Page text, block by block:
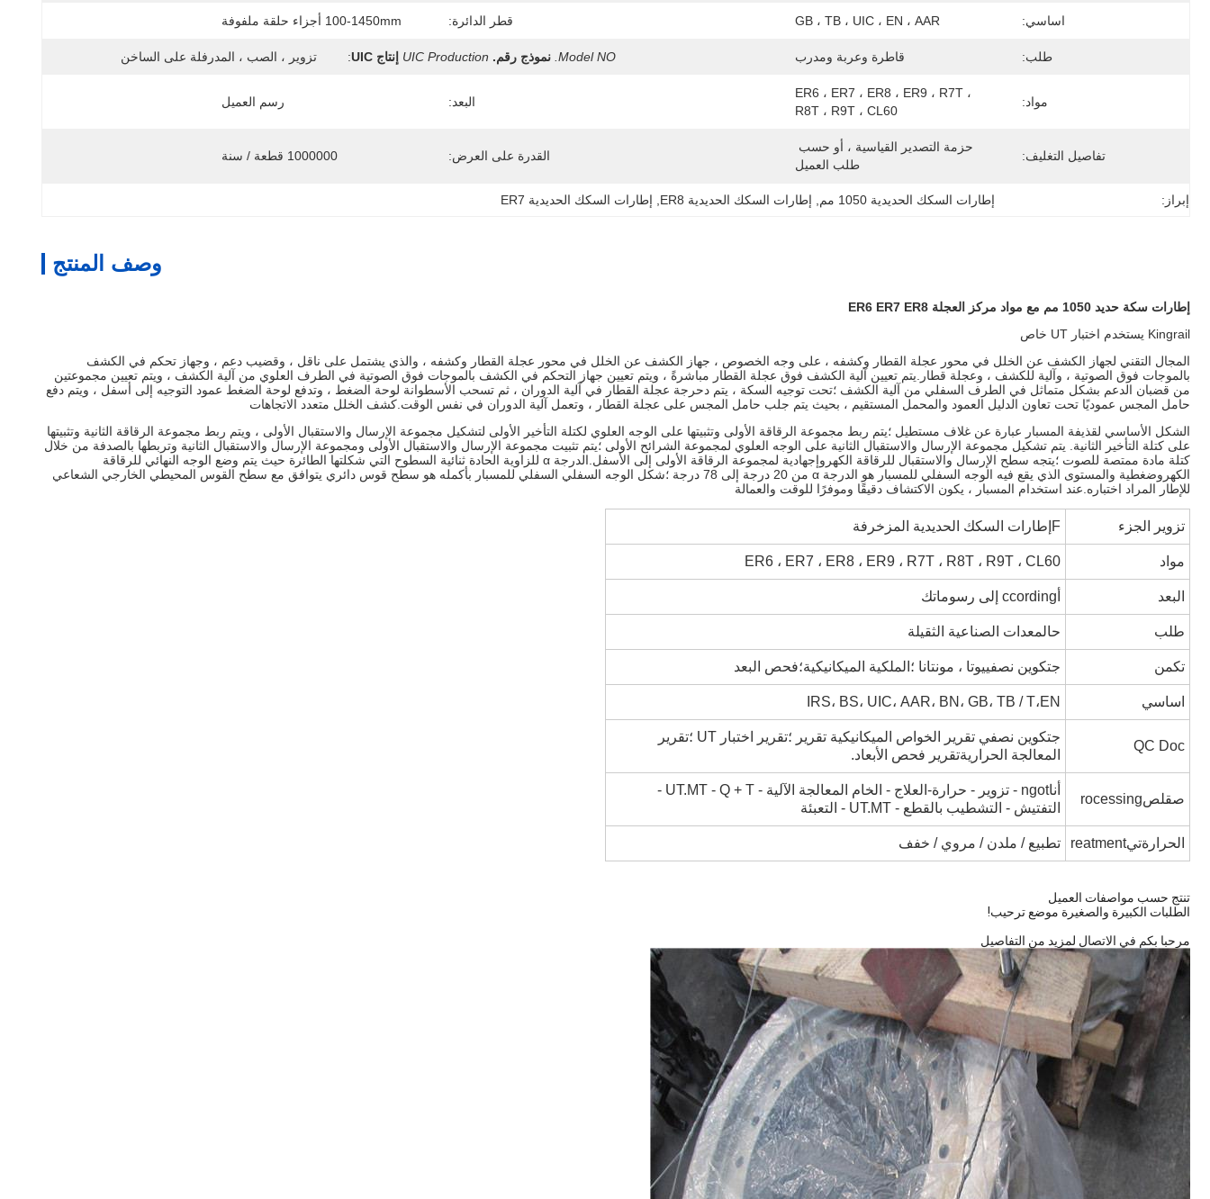
اساسي: GB ، TB ، UIC ، EN ، AAR قطر الدائرة: 100-1450mm أجزاء حلقة ملفوفة
طلب: قاطرة وعربة ومدرب Model NO. نموذج رقم. UIC Production إنتاج UIC : تزوير ، الصب ، المدرفلة على الساخن
مواد:
ER6 ، ER7 ، ER8 ، ER9 ، R7T ،
R8T ، R9T ، CL60
البعد: رسم العميل
تفاصيل التغليف:
طلب العميل
القدرة على العرض: 1000000 قطعة / سنة
إبراز: إطارات السكك الحديدية 1050 مم إطارات السكك الحديدية ER8 إطارات السكك الحديدية ER7
وصف المنتج
إطارات سكة حديد 1050 مم مع مواد مركز العجلة ER6 ER7 ER8
Kingrail يستخدم اختبار UT خاص
المجال التقني لجهاز الكشف عن الخلل في محور عجلة القطار وكشفه ، على وجه الخصوص ، جهاز الكشف عن الخلل في محور عجلة القطار وكشفه ، والذي يشتمل على ناقل ، وقضيب دعم ، وجهاز تحكم في الكشف
بالموجات فوق الصوتية ، وآلية للكشف ، وعجلة قطار.يتم تعيين آلية الكشف فوق عجلة القطار مباشرةً ، ويتم تعيين جهاز التحكم في الكشف بالموجات فوق الصوتية في الطرف العلوي من آلية الكشف ، ويتم تعيين مجموعتين
من قضبان الدعم بشكل متماثل في الطرف السفلي من آلية الكشف ؛تحت توجيه السكة ، يتم دحرجة عجلة القطار في آلية الدوران ، ثم تسحب الأسطوانة لوحة الضغط ، وتدفع لوحة الضغط عمود التوجيه إلى أسفل ، ويتم دفع
حامل المجس عموديًا تحت تعاون الدليل العمود والمحمل المستقيم ، بحيث يتم جلب حامل المجس على عجلة القطار ، وتعمل آلية الدوران في نفس الوقت.كشف الخلل متعدد الاتجاهات
الشكل الأساسي لقذيفة المسبار عبارة عن غلاف مستطيل ؛يتم ربط مجموعة الرقاقة الأولى وتثبيتها على الوجه العلوي لكتلة التأخير الأولى لتشكيل مجموعة الإرسال والاستقبال الأولى ، ويتم ربط مجموعة الرقاقة الثانية وتثبيتها
على كتلة التأخير الثانية. يتم تشكيل مجموعة الإرسال والاستقبال الثانية على الوجه العلوي لمجموعة الشرائح الأولى ؛يتم تثبيت مجموعة الإرسال والاستقبال الأولى ومجموعة الإرسال والاستقبال الثانية وتربطها بالصدفة من خلال
كتلة مادة ممتصة للصوت ؛يتجه سطح الإرسال والاستقبال للرقاقة الكهروإجهادية لمجموعة الرقاقة الأولى إلى الأسفل.الدرجة α للزاوية الحادة ثنائية السطوح التي شكلتها الطائرة حيث يتم وضع الوجه النهائي للرقاقة
الكهروضغطية والمستوى الذي يقع فيه الوجه السفلي للمسبار هو الدرجة α من 20 درجة إلى 78 درجة ؛شكل الوجه السفلي السفلي للمسبار بأكمله هو سطح قوس دائري يتوافق مع سطح القوس المحيطي الخارجي الشعاعي
للإطار المراد اختباره.عند استخدام المسبار ، يكون الاكتشاف دقيقًا وموفرًا للوقت والعمالة
تزوير الجزء F إطارات السكك الحديدية المزخرفة
مواد ER6 ، ER7 ، ER8 ، ER9 ، R7T ، R8T ، R9T ، CL60
البعد ccording إلى رسوماتك
طلب حالمعدات الصناعية الثقيلة
تكمن جتكوين نصفييوتا ، مونتانا ؛الملكية الميكانيكية؛فحص البعد
اساسي IRS، BS، UIC، AAR، BN، GB، TB / T،EN
QC Doc
ج
تكوين نصفي تقرير الخواص الميكانيكية تقرير ؛تقرير اختبار UT ؛تقرير
المعالجة الحراريةتقرير فحص الأبعاد.
صقلصrocessing
أناngot - تزوير - حرارة - العلاج - الخام
المعالجة الآلية - UT.MT - Q + T -
التفتيش - التشطيب بالقطع - UT.MT - التعبئة
الحرارةتيreatment تطبيع / ملدن / مروي / خفف
تنتج حسب مواصفات العميل
الطلبات الكبيرة والصغيرة موضع ترحيب!
مرحبا بكم في الاتصال لمزيد من التفاصيل